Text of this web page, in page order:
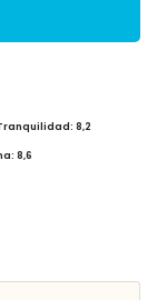
: 8,2
: 8,6